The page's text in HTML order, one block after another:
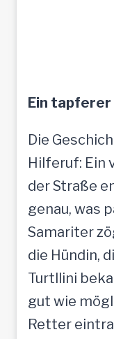
Ein tapferer
Die
Hilferuf: Ein
der Straße
genau, was
Samariter
die Hündin,
Turtllini
gut wie
Retter